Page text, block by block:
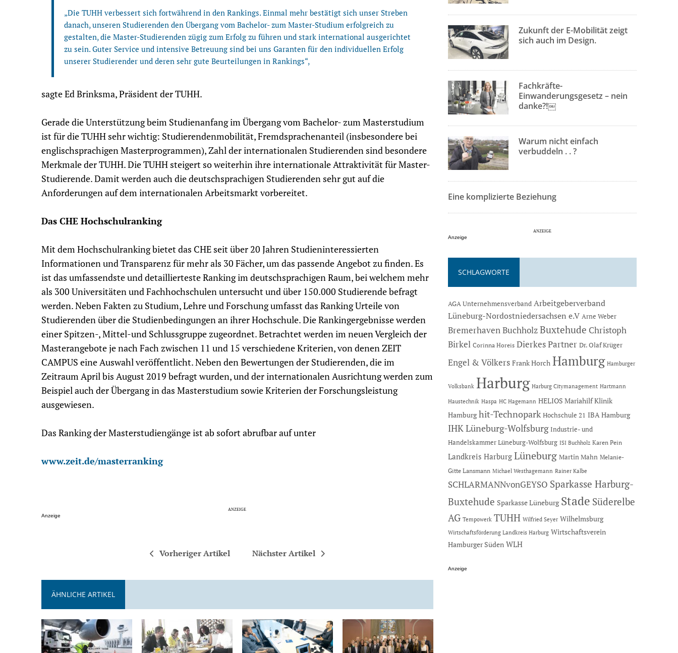
„Die TUHH verbessert sich fortwährend in den Rankings. Einmal mehr bestätigt sich unser Streben
danach, unseren Studierenden den Übergang vom Bachelor- zum Master-Studium erfolgreich zu
gestalten, die Master-Studierenden zügig zum Erfolg zu führen und stark international ausgerichtet
zu sein. Guter Service und intensive Betreuung sind bei uns Garanten für den individuellen Erfolg
unserer Studierender und deren sehr gute Beurteilungen in Rankings“,
sagte Ed Brinksma, Präsident der TUHH.
Gerade die Unterstützung beim Studienanfang im Übergang vom Bachelor- zum Masterstudium
ist für die TUHH sehr wichtig: Studierendenmobilität, Fremdsprachenanteil (insbesondere bei
englischsprachigen Masterprogrammen), Zahl der internationalen Studierenden sind besondere
Merkmale der TUHH. Die TUHH steigert so weiterhin ihre internationale Attraktivität für Master-
Studierende. Damit werden auch die deutschsprachigen Studierenden sehr gut auf die
Anforderungen auf dem internationalen Arbeitsmarkt vorbereitet.
Das CHE Hochschulranking
Mit dem Hochschulranking bietet das CHE seit über 20 Jahren Studieninteressierten
Informationen und Transparenz für mehr als 30 Fächer, um das passende Angebot zu finden. Es
ist das umfassendste und detaillierteste Ranking im deutschsprachigen Raum, bei welchem mehr
als 300 Universitäten und Fachhochschulen untersucht und über 150.000 Studierende befragt
werden. Neben Fakten zu Studium, Lehre und Forschung umfasst das Ranking Urteile von
Studierenden über die Studienbedingungen an ihrer Hochschule. Die Rankingergebnisse werden
einer Spitzen-, Mittel-und Schlussgruppe zugeordnet. Betrachtet werden im neuen Vergleich der
Masterangebote je nach Fach zwischen 11 und 15 verschiedene Kriterien, von denen ZEIT
CAMPUS eine Auswahl veröffentlicht. Neben den Bewertungen der Studierenden, die im
Zeitraum April bis August 2019 befragt wurden, und der internationalen Ausrichtung werden zum
Beispiel auch der Übergang in das Masterstudium sowie Kriterien der Forschungsleistung
ausgewiesen.
Das Ranking der Masterstudiengänge ist ab sofort abrufbar auf unter
www.zeit.de/masterranking
Anzeige
Vorheriger Artikel Nächster Artikel
ÄHNLICHE ARTIKEL
Zukunft der E-Mobilität zeigt
sich auch im Design.
Fachkräfte-
Einwanderungsgesetz – nein
danke?!￼
Warum nicht einfach
verbuddeln . . ?
Eine komplizierte Beziehung
Anzeige
SCHLAGWORTE
AGA Unternehmensverband Arbeitgeberverband
Lüneburg-Nordostniedersachsen e.V Arne Weber
BremerhavenBuchholzBuxtehude Christoph
Birkel Corinna Horeis Dierkes Partner Dr. Olaf Krüger
Engel & Völkers Frank Horch Hamburg Hamburger
Volksbank Harburg Harburg Citymanagement Hartmann
Haustechnik Haspa HC Hagemann HELIOS Mariahilf Klinik
Hamburg hit-Technopark Hochschule 21 IBA Hamburg
IHK Lüneburg-Wolfsburg Industrie- und
Handelskammer Lüneburg-Wolfsburg ISI Buchholz Karen Pein
Landkreis Harburg Lüneburg Martin Mahn Melanie-
Gitte Lansmann Michael Westhagemann Rainer Kalbe
SCHLARMANNvonGEYSO Sparkasse Harburg-
Buxtehude Sparkasse Lüneburg Stade Süderelbe
AG Tempowerk TUHH Wilfried Seyer Wilhelmsburg
Wirtschaftsförderung Landkreis Harburg Wirtschaftsverein
Hamburger Süden WLH
Anzeige